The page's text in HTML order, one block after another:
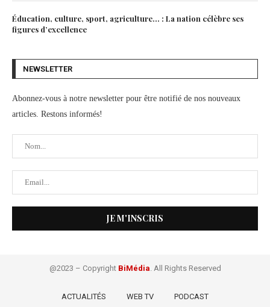
Éducation, culture, sport, agriculture… : La nation célèbre ses
figures d’excellence
NEWSLETTER
Abonnez-vous à notre newsletter pour être notifié de nos nouveaux
articles. Restons informés!
@2023 – Copyright BiMédia. All Rights Reserved
ACTUALITÉS WEB TV PODCAST